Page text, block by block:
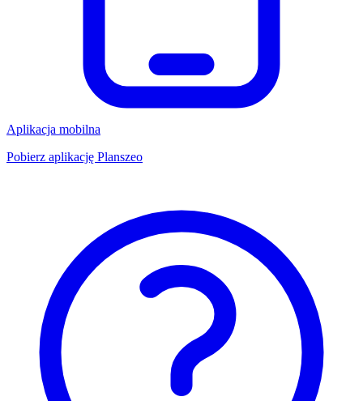
Aplikacja mobilna
Pobierz aplikację Planszeo